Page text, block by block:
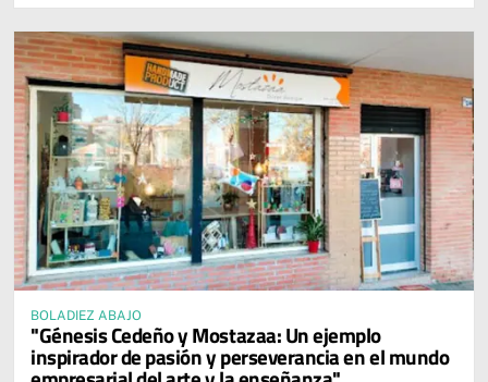
BOLADIEZ ABAJO
"Génesis Cedeño y Mostazaa: Un ejemplo
inspirador de pasión y perseverancia en el mundo